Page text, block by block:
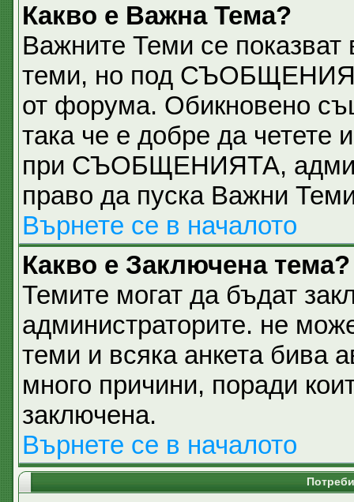
Какво е Важна Тема?
Важните Теми се
теми, но под
от форума. Обикновено
така че е добре да четете
при СЪОБЩЕНИЯТА,
право да пуска Важни
Върнете се в началото
Какво е Заключена тема?
Темите могат да бъдат
администраторите. не
теми и всяка анкета бива
много причини, поради
заключена.
Върнете се в началото